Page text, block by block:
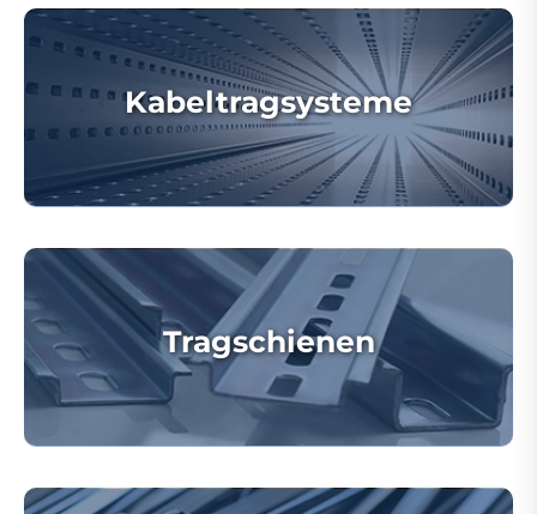
Kabeltragsysteme
Tragschienen